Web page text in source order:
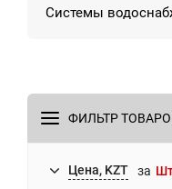
Системы
ФИЛЬТР
Цена, KZT за